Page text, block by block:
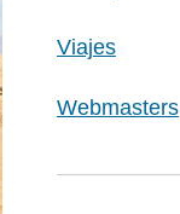
Viajes
Webmasters